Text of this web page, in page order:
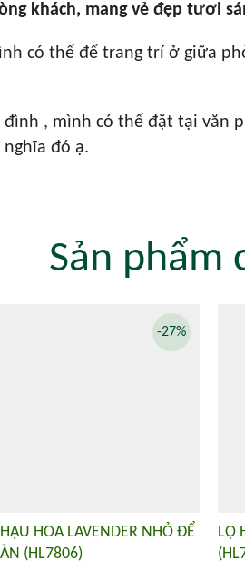
khách, mang vẻ đẹp tươi
có thể để trang trí ở giữa
, mình có thể đặt tại văn
đó ạ.
Sản phẩm
HOA LAVENDER NHỎ ĐỂ
(HL7806)
-27%
LỌ